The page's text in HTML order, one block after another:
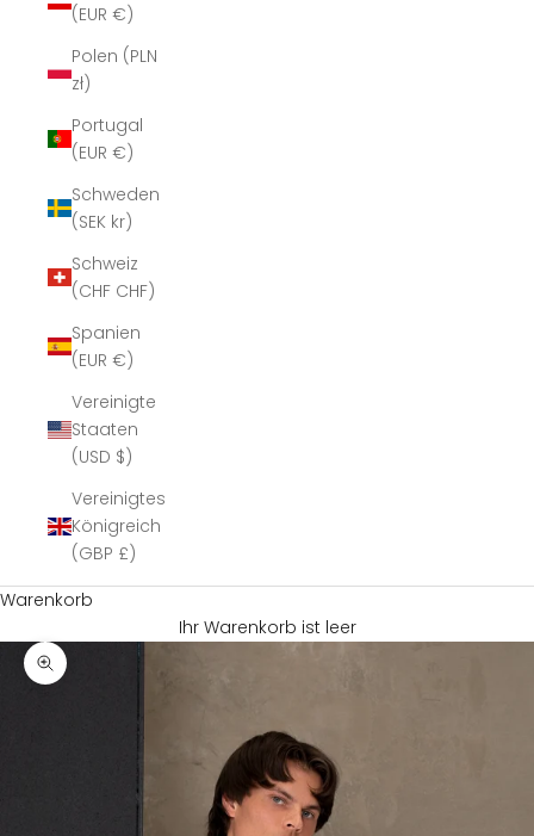
(EUR €)
Polen (PLN
zł)
Portugal
(EUR €)
Schweden
(SEK kr)
Schweiz
(CHF CHF)
Spanien
(EUR €)
Vereinigte
Staaten
(USD $)
Vereinigtes
Königreich
(GBP £)
Warenkorb
Ihr Warenkorb ist leer
Bild vergrößern